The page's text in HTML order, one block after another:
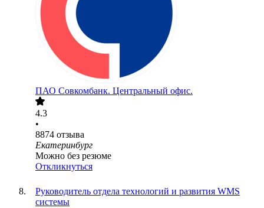
ПАО Совкомбанк. Центральный офис.
4.3
•
8874 отзыва
Екатеринбург
Можно без резюме
Откликнуться
Руководитель отдела технологий и развития WMS
системы